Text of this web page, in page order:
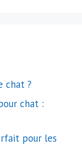
chat ?
chat :
pour les